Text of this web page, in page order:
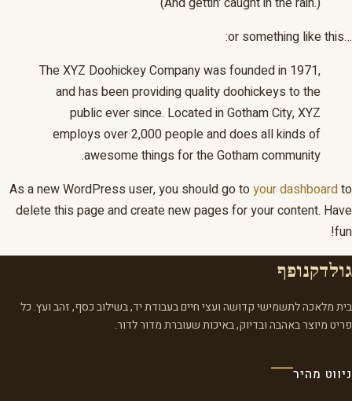
…or something like this:
The XYZ Doohickey Company was founded in 1971,
and has been providing quality doohickeys to the
public ever since. Located in Gotham City, XYZ
employs over 2,000 people and does all kinds of
awesome things for the Gotham community.
As a new WordPress user, you should go toyour dashboardto
delete this page and create new pages for your content. Have
fun!
גולדקנופף
בית מלאכה לתשמישי קדושה ועצי חיים בעבודת יד, בשילוב כסף, זהב ועץ. כל
פריט מיוצר באהבה ובדיוק, באיכות שעוברת מדור לדור.
ניווט מהיר